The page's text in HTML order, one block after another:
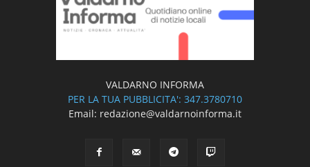
VALDARNO INFORMA
PER LA TUA PUBBLICITA': 347.3780710
Email: redazione@valdarnoinforma.it